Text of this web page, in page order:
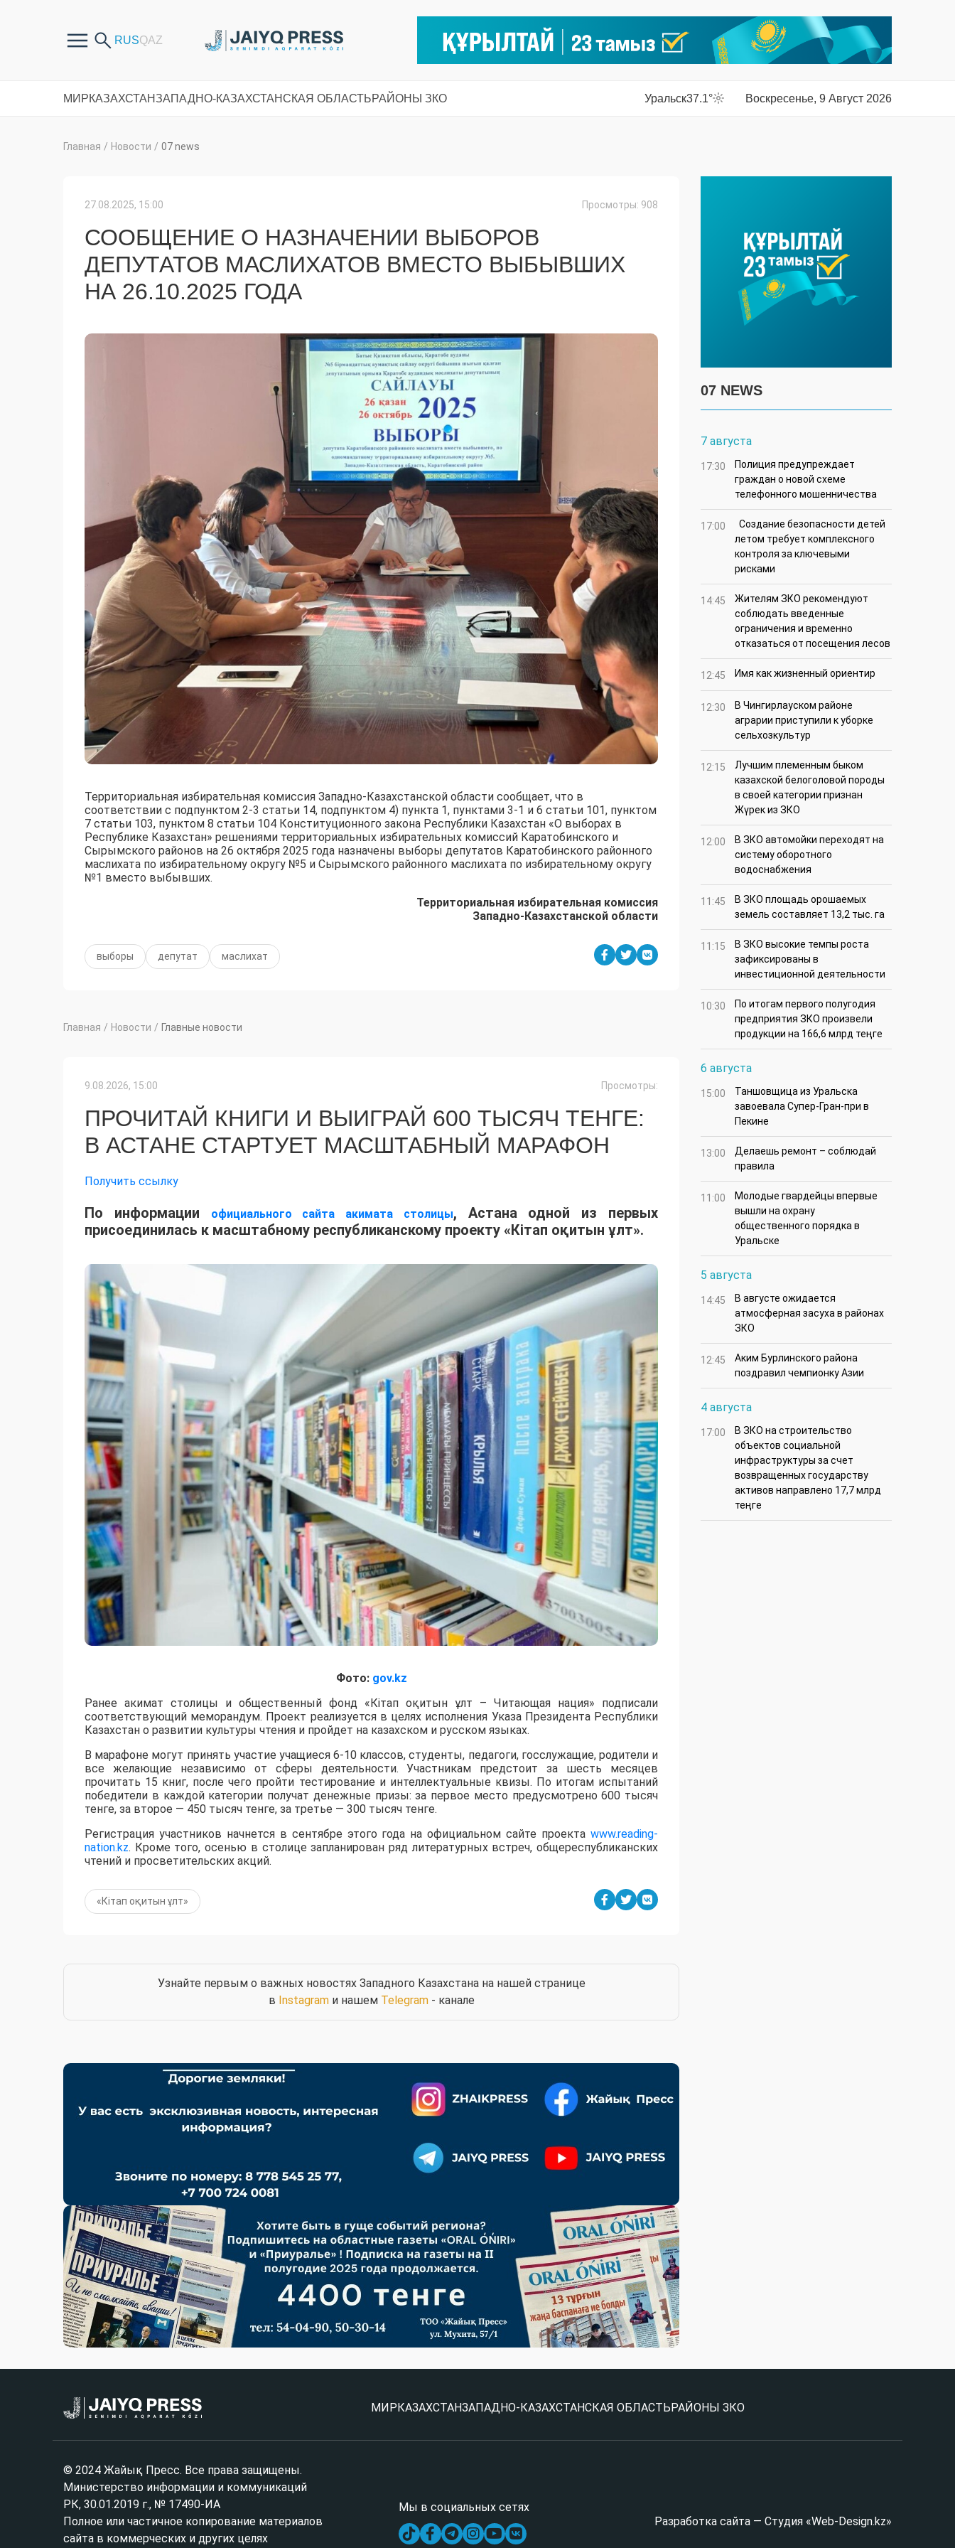
МИРКАЗАХСТАНЗАПАДНО-КАЗАХСТАНСКАЯ ОБЛАСТЬРАЙОНЫ ЗКО Уральск37.1° Воскресенье, 9 Август 2026
Главная / Новости / 07 news
27.08.2025, 15:00 Просмотры: 908
СООБЩЕНИЕ О НАЗНАЧЕНИИ ВЫБОРОВ
ДЕПУТАТОВ МАСЛИХАТОВ ВМЕСТО ВЫБЫВШИХ
НА 26.10.2025 ГОДА
Территориальная избирательная комиссия Западно-Казахстанской области сообщает, что в
соответствии с подпунктом 2-3 статьи 14, подпунктом 4) пункта 1, пунктами 3-1 и 6 статьи 101, пунктом
7 статьи 103, пунктом 8 статьи 104 Конституционного закона Республики Казахстан «О выборах в
Республике Казахстан» решениями территориальных избирательных комиссий Каратобинского и
Сырымского районов на 26 октября 2025 года назначены выборы депутатов Каратобинского районного
маслихата по избирательному округу №5 и Сырымского районного маслихата по избирательному округу
№1 вместо выбывших.
Территориальная избирательная комиссия
Западно-Казахстанской области
выборы депутат маслихат
Главная / Новости / Главные новости
9.08.2026, 15:00 Просмотры:
ПРОЧИТАЙ КНИГИ И ВЫИГРАЙ 600 ТЫСЯЧ ТЕНГЕ:
В АСТАНЕ СТАРТУЕТ МАСШТАБНЫЙ МАРАФОН
Получить ссылку
По информации официального сайта акимата столицы, Астана одной из первых
присоединилась к масштабному республиканскому проекту «Кітап оқитын ұлт».
Фото: gov.kz
Ранее акимат столицы и общественный фонд «Кітап оқитын ұлт – Читающая нация» подписали
соответствующий меморандум. Проект реализуется в целях исполнения Указа Президента Республики
Казахстан о развитии культуры чтения и пройдет на казахском и русском языках.
В марафоне могут принять участие учащиеся 6-10 классов, студенты, педагоги, госслужащие, родители и
все желающие независимо от сферы деятельности. Участникам предстоит за шесть месяцев
прочитать 15 книг, после чего пройти тестирование и интеллектуальные квизы. По итогам испытаний
победители в каждой категории получат денежные призы: за первое место предусмотрено 600 тысяч
тенге, за второе — 450 тысяч тенге, за третье — 300 тысяч тенге.
Регистрация участников начнется в сентябре этого года на официальном сайте проекта www.reading-
nation.kz. Кроме того, осенью в столице запланирован ряд литературных встреч, общереспубликанских
чтений и просветительских акций.
«Кітап оқитын ұлт»
Узнайте первым о важных новостях Западного Казахстана на нашей странице
в Instagramи нашем Telegram- канале
07 NEWS
7 августа
17:30
Полиция предупреждает
граждан о новой схеме
телефонного мошенничества
17:00
Создание безопасности детей
летом требует комплексного
контроля за ключевыми
рисками
14:45
Жителям ЗКО рекомендуют
соблюдать введенные
ограничения и временно
отказаться от посещения лесов
12:45 Имя как жизненный ориентир
12:30
В Чингирлауском районе
аграрии приступили к уборке
сельхозкультур
12:15
Лучшим племенным быком
казахской белоголовой породы
в своей категории признан
Жүрек из ЗКО
12:00
В ЗКО автомойки переходят на
систему оборотного
водоснабжения
11:45
В ЗКО площадь орошаемых
земель составляет 13,2 тыс. га
11:15
В ЗКО высокие темпы роста
зафиксированы в
инвестиционной деятельности
10:30
По итогам первого полугодия
предприятия ЗКО произвели
продукции на 166,6 млрд теңге
6 августа
15:00
Таншовщица из Уральска
завоевала Супер-Гран-при в
Пекине
13:00
Делаешь ремонт – соблюдай
правила
11:00
Молодые гвардейцы впервые
вышли на охрану
общественного порядка в
Уральске
5 августа
14:45
В августе ожидается
атмосферная засуха в районах
ЗКО
12:45
Аким Бурлинского района
поздравил чемпионку Азии
4 августа
17:00
В ЗКО на строительство
объектов социальной
инфраструктуры за счет
возвращенных государству
активов направлено 17,7 млрд
теңге
МИРКАЗАХСТАНЗАПАДНО-КАЗАХСТАНСКАЯ ОБЛАСТЬРАЙОНЫ ЗКО
© 2024 Жайық Пресс. Все права защищены.
Министерство информации и коммуникаций
РК, 30.01.2019 г., № 17490-ИА
Полное или частичное копирование материалов
сайта в коммерческих и других целях
Мы в социальных сетях
Разработка сайта — Студия «Web-Design.kz»